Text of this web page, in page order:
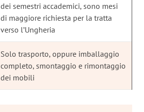
dei semestri accademici, sono mesi
di maggiore richiesta per la tratta
verso l’Ungheria
Solo trasporto, oppure imballaggio
completo, smontaggio e rimontaggio
dei mobili